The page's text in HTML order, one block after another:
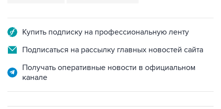
Купить подписку на профессиональную ленту
Подписаться на рассылку главных новостей сайта
Получать оперативные новости в официальном
канале